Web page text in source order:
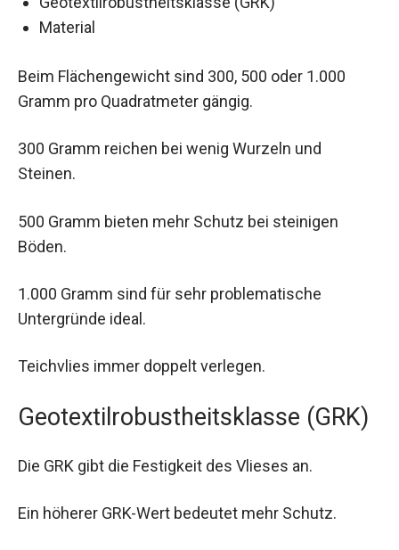
Material
Beim Flächengewicht sind 300, 500 oder 1.000
Gramm pro Quadratmeter gängig.
300 Gramm reichen bei wenig Wurzeln und
Steinen.
500 Gramm bieten mehr Schutz bei steinigen
Böden.
1.000 Gramm sind für sehr problematische
Untergründe ideal.
Teichvlies immer doppelt verlegen.
Geotextilrobustheitsklasse (GRK)
Die GRK gibt die Festigkeit des Vlieses an.
Ein höherer GRK-Wert bedeutet mehr Schutz.